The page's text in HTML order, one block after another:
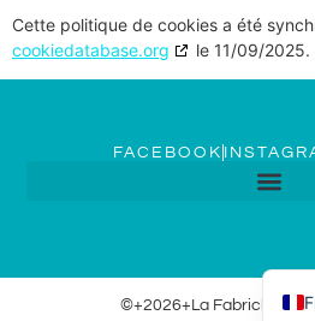
Cette politique de cookies a été
cookiedatabase.org
le 11/09/2025.
FACEBOOK
©+2026+La Fabrick All